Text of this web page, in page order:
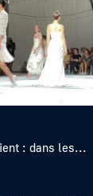
: dans les...